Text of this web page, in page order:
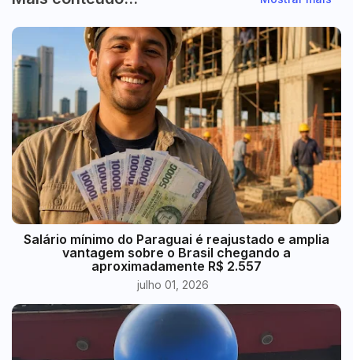
​Salário mínimo do Paraguai é reajustado e amplia
vantagem sobre o Brasil chegando a
aproximadamente R$ 2.557
julho 01, 2026